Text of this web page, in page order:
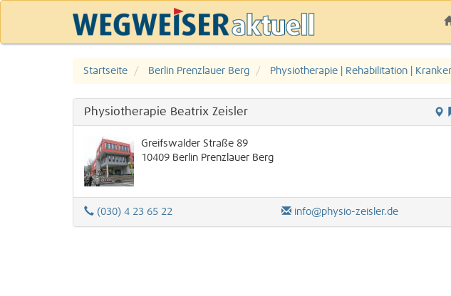
Startseite Berlin Prenzlauer Berg Physiotherapie | Rehabilitation |
Physiotherapie Beatrix Zeisler
Greifswalder Straße 89
10409 Berlin Prenzlauer Berg
(030) 4 23 65 22 info@physio-zeisler.de